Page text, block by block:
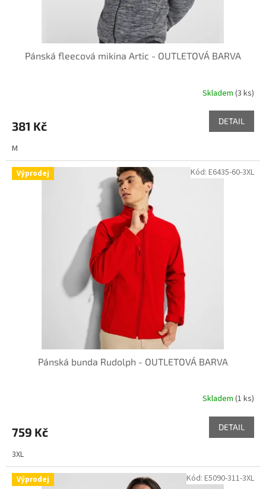
Pánská fleecová mikina Artic - OUTLETOVÁ BARVA
Skladem (3 ks)
381 Kč DETAIL
M
Výprodej
Pánská bunda Rudolph - OUTLETOVÁ BARVA
Skladem (1 ks)
759 Kč DETAIL
3XL
Kód: E6435-60-3XL
Výprodej Kód: E5090-311-3XL